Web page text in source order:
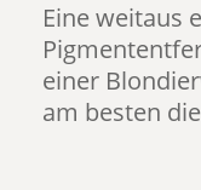
Eine weitaus
einer
am besten